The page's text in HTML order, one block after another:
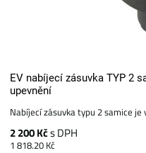
EV nabíjecí zásuvka TYP 2
upevnění
Nabíjecí zásuvka typu 2 samice
2 200 Kčs DPH
1 818.20 Kč